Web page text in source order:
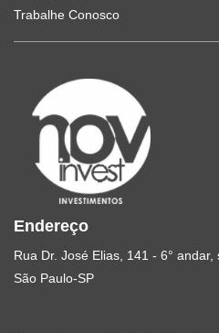
Trabalhe Conosco
Endereço
Rua Dr. José Elias, 141 - 6° andar,
São Paulo-SP